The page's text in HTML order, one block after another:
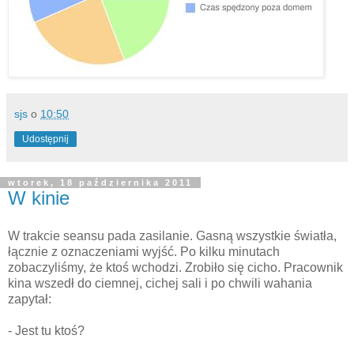
sjs o 10:50
Udostępnij
wtorek, 18 października 2011
W kinie
W trakcie seansu pada zasilanie. Gasną wszystkie światła,
łącznie z oznaczeniami wyjść. Po kilku minutach
zobaczyliśmy, że ktoś wchodzi. Zrobiło się cicho. Pracownik
kina wszedł do ciemnej, cichej sali i po chwili wahania
zapytał:
- Jest tu ktoś?